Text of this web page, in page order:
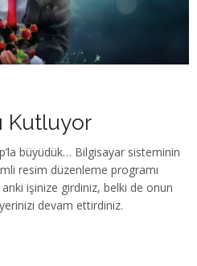
Kutluyor
büyüdük… Bilgisayar sisteminin
resim düzenleme programı
işinize girdiniz, belki de onun
devam ettirdiniz.